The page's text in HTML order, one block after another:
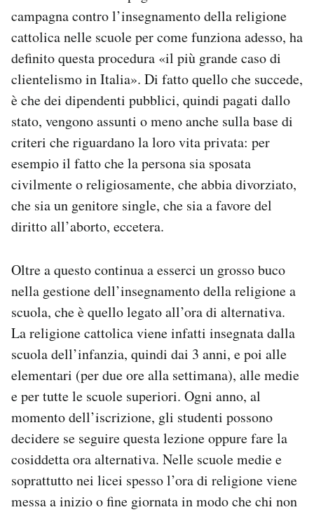
campagna contro l’insegnamento della religione
cattolica nelle scuole per come funziona adesso, ha
definito questa procedura «il più grande caso di
clientelismo in Italia». Di fatto quello che succede,
è che dei dipendenti pubblici, quindi pagati dallo
stato, vengono assunti o meno anche sulla base di
criteri che riguardano la loro vita privata: per
esempio il fatto che la persona sia sposata
civilmente o religiosamente, che abbia divorziato,
che sia un genitore single, che sia a favore del
diritto all’aborto, eccetera.
Oltre a questo continua a esserci un grosso buco
nella gestione dell’insegnamento della religione a
scuola, che è quello legato all’ora di alternativa.
La religione cattolica viene infatti insegnata dalla
scuola dell’infanzia, quindi dai 3 anni, e poi alle
elementari (per due ore alla settimana), alle medie
e per tutte le scuole superiori. Ogni anno, al
momento dell’iscrizione, gli studenti possono
decidere se seguire questa lezione oppure fare la
cosiddetta ora alternativa. Nelle scuole medie e
soprattutto nei licei spesso l’ora di religione viene
messa a inizio o fine giornata in modo che chi non